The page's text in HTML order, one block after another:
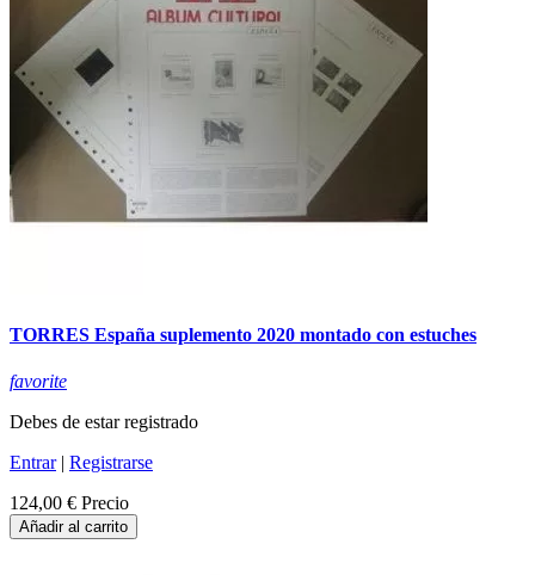
TORRES España suplemento 2020 montado con estuches
favorite
Debes de estar registrado
Entrar| Registrarse
124,00 € Precio
Añadir al carrito